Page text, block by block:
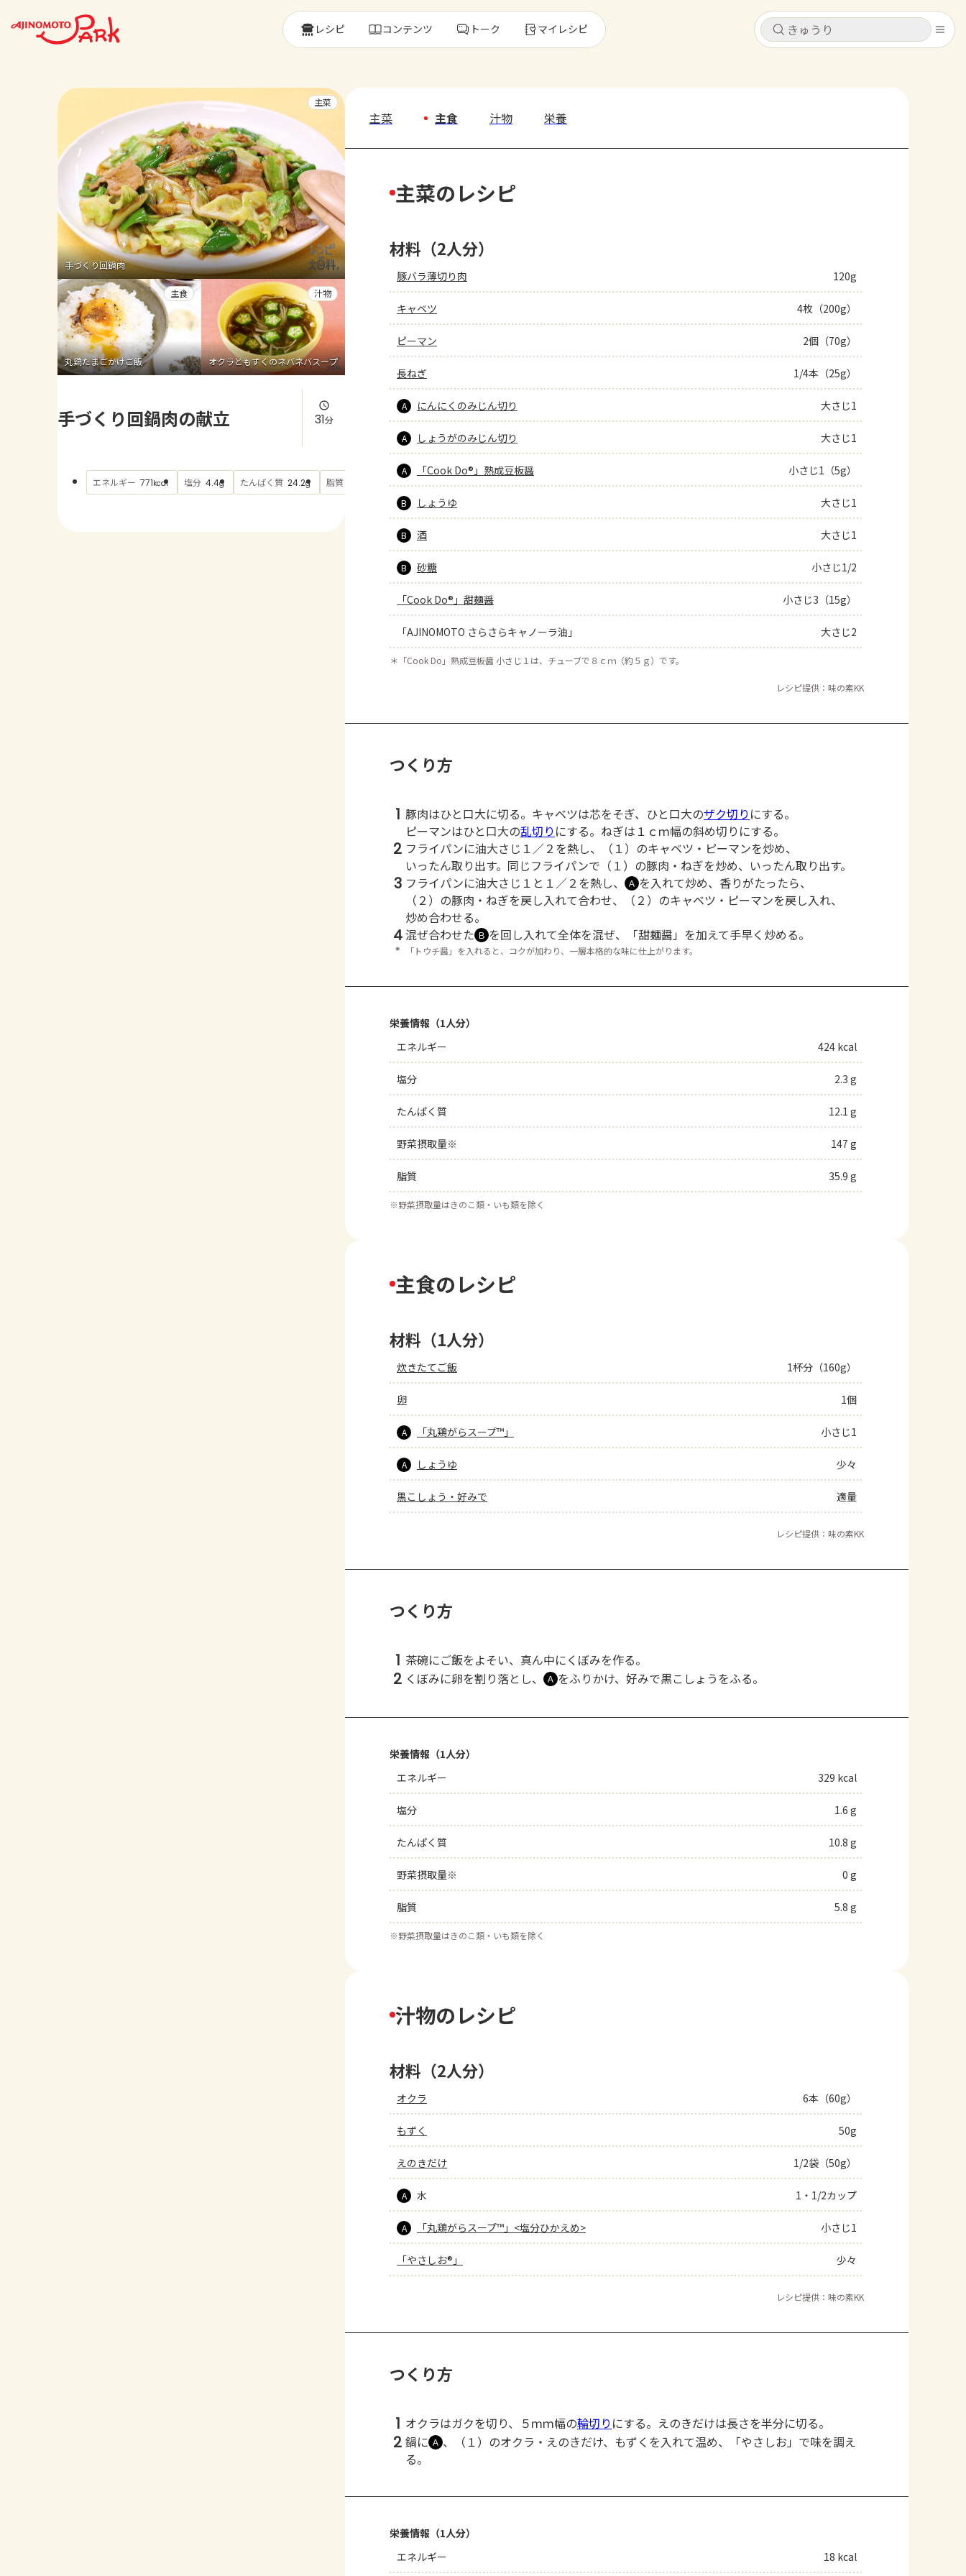
キャンセル
よくあるお問い合わせ
お買い物
キャンセル
レシピ コンテンツ トーク マイレシピ
手づくり回鍋肉
主菜
丸鶏たまごかけご飯
主食
オクラともずくのネバネバスープ
汁物
手づくり回鍋肉の献立 31分
エネルギー 771kcal 塩分 4.4g たんぱく質 24.2g 脂質 もっと見る
主菜 主食 汁物 栄養
主菜のレシピ
材料（2人分）
豚バラ薄切り肉 120g
キャベツ 4枚（200g）
ピーマン 2個（70g）
長ねぎ 1/4本（25g）
A にんにくのみじん切り 大さじ1
A しょうがのみじん切り 大さじ1
A 「Cook Do®」熟成豆板醤 小さじ1（5g）
B しょうゆ 大さじ1
B 酒 大さじ1
B 砂糖 小さじ1/2
「Cook Do®」甜麺醤 小さじ3（15g）
「AJINOMOTO さらさらキャノーラ油」 大さじ2
＊ 「Cook Do」熟成豆板醤 小さじ１は、チューブで８ｃｍ（約５ｇ）です。
レシピ提供：味の素KK
つくり方
1 豚肉はひと口大に切る。キャベツは芯をそぎ、ひと口大のザク切り にする。
ピーマンはひと口大の乱切り にする。ねぎは１ｃｍ幅の斜め切りにする。
2 フライパンに油大さじ１／２を熱し、（１）のキャベツ・ピーマンを炒め、
いったん取り出す。同じフライパンで（１）の豚肉・ねぎを炒め、いったん取り出す。
3 フライパンに油大さじ１と１／２を熱し、 Ａ を入れて炒め、香りがたったら、
（２）の豚肉・ねぎを戻し入れて合わせ、（２）のキャベツ・ピーマンを戻し入れ、
炒め合わせる。
4 混ぜ合わせた Ｂ を回し入れて全体を混ぜ、「甜麺醤」を加えて手早く炒める。
＊ 「トウチ醤」を入れると、コクが加わり、一層本格的な味に仕上がります。
栄養情報（1人分）
エネルギー
424 kcal
塩分 2.3 g
たんぱく質 12.1 g
野菜摂取量※ 147 g
脂質 35.9 g
※野菜摂取量はきのこ類・いも類を除く
主食のレシピ
材料（1人分）
炊きたてご飯 1杯分（160g）
卵 1個
A 「丸鶏がらスープ™」 小さじ1
A しょうゆ 少々
黒こしょう・好みで 適量
レシピ提供：味の素KK
つくり方
1 茶碗にご飯をよそい、真ん中にくぼみを作る。
2 くぼみに卵を割り落とし、 Ａ をふりかけ、好みで黒こしょうをふる。
栄養情報（1人分）
エネルギー
329 kcal
塩分 1.6 g
たんぱく質 10.8 g
野菜摂取量※ 0 g
脂質 5.8 g
※野菜摂取量はきのこ類・いも類を除く
汁物のレシピ
材料（2人分）
オクラ 6本（60g）
もずく 50g
えのきだけ 1/2袋（50g）
A 水 1・1/2カップ
A 「丸鶏がらスープ™」<塩分ひかえめ> 小さじ1
「やさしお®」 少々
レシピ提供：味の素KK
つくり方
1 オクラはガクを切り、５ｍｍ幅の輪切り にする。えのきだけは長さを半分に切る。
2 鍋に Ａ 、（１）のオクラ・えのきだけ、もずくを入れて温め、「やさしお」で味を調え
る。
栄養情報（1人分）
エネルギー
18 kcal